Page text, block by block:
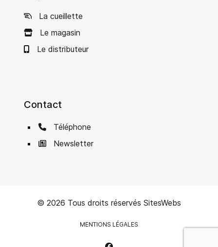
La cueillette
Le magasin
Le distributeur
Contact
Téléphone
Newsletter
© 2026 Tous droits réservés SitesWebs
MENTIONS LÉGALES